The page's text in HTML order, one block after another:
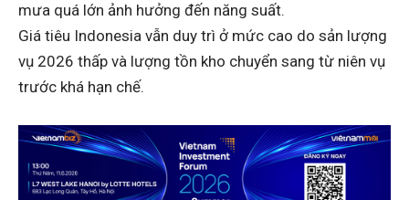
mưa quá lớn ảnh hưởng đến năng suất.
Giá tiêu Indonesia vẫn duy trì ở mức cao do sản lượng
vụ 2026 thấp và lượng tồn kho chuyển sang từ niên vụ
trước khá hạn chế.